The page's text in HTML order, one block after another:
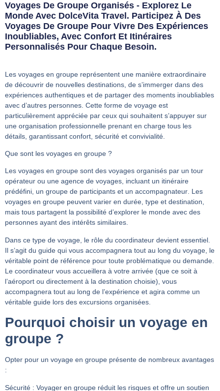
Voyages De Groupe Organisés - Explorez Le
Monde Avec DolceVita Travel. Participez À Des
Voyages De Groupe Pour Vivre Des Expériences
Inoubliables, Avec Confort Et Itinéraires
Personnalisés Pour Chaque Besoin.
Les voyages en groupe représentent une manière extraordinaire
de découvrir de nouvelles destinations, de s’immerger dans des
expériences authentiques et de partager des moments inoubliables
avec d’autres personnes. Cette forme de voyage est
particulièrement appréciée par ceux qui souhaitent s’appuyer sur
une organisation professionnelle prenant en charge tous les
détails, garantissant confort, sécurité et convivialité.
Que sont les voyages en groupe ?
Les voyages en groupe sont des voyages organisés par un tour
opérateur ou une agence de voyages, incluant un itinéraire
prédéfini, un groupe de participants et un accompagnateur. Les
voyages en groupe peuvent varier en durée, type et destination,
mais tous partagent la possibilité d’explorer le monde avec des
personnes ayant des intérêts similaires.
Dans ce type de voyage, le rôle du coordinateur devient essentiel.
Il s’agit du guide qui vous accompagnera tout au long du voyage, le
véritable point de référence pour toute problématique ou demande.
Le coordinateur vous accueillera à votre arrivée (que ce soit à
l’aéroport ou directement à la destination choisie), vous
accompagnera tout au long de l’expérience et agira comme un
véritable guide lors des excursions organisées.
Pourquoi choisir un voyage en
groupe ?
Opter pour un voyage en groupe présente de nombreux avantages
:
Sécurité : Voyager en groupe réduit les risques et offre un soutien